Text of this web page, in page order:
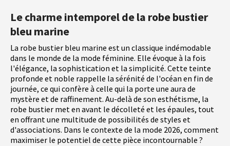
Le charme intemporel de la robe bustier
bleu marine
La robe bustier bleu marine est un classique indémodable
dans le monde de la mode féminine. Elle évoque à la fois
l'élégance, la sophistication et la simplicité. Cette teinte
profonde et noble rappelle la sérénité de l'océan en fin de
journée, ce qui confère à celle qui la porte une aura de
mystère et de raffinement. Au-delà de son esthétisme, la
robe bustier met en avant le décolleté et les épaules, tout
en offrant une multitude de possibilités de styles et
d'associations. Dans le contexte de la mode 2026, comment
maximiser le potentiel de cette pièce incontournable ?